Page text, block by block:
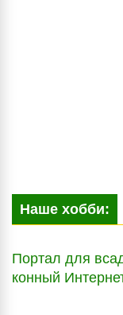
Наше хобби:
Портал для
конный